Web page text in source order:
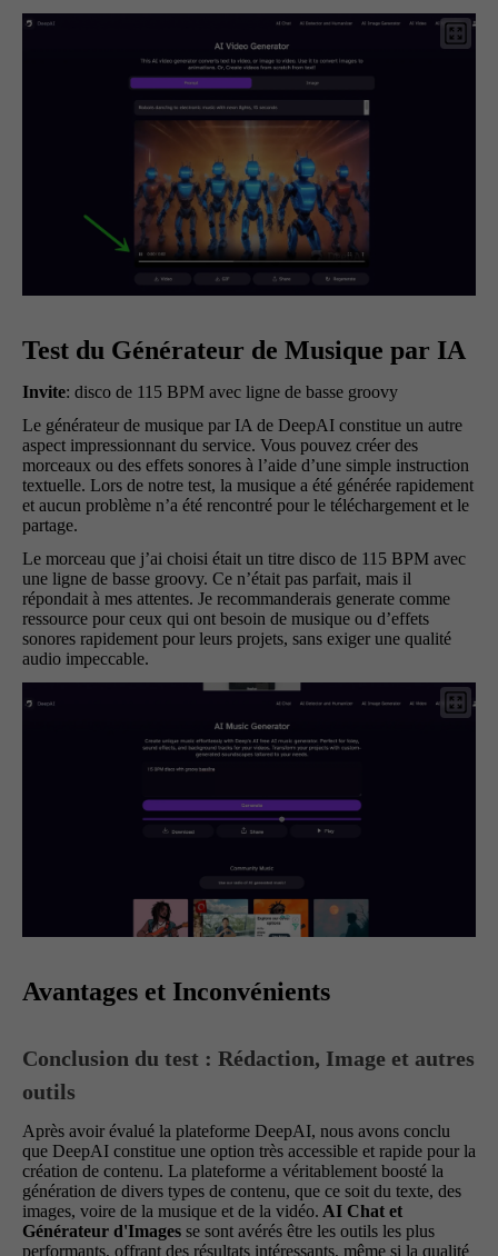
Test du Générateur de Musique par IA
Invite: disco de 115 BPM avec ligne de basse groovy
Le générateur de musique par IA de DeepAI constitue un autre
aspect impressionnant du service. Vous pouvez créer des
morceaux ou des effets sonores à l’aide d’une simple instruction
textuelle. Lors de notre test, la musique a été générée rapidement
et aucun problème n’a été rencontré pour le téléchargement et le
partage.
Le morceau que j’ai choisi était un titre disco de 115 BPM avec
une ligne de basse groovy. Ce n’était pas parfait, mais il
répondait à mes attentes. Je recommanderais generate comme
ressource pour ceux qui ont besoin de musique ou d’effets
sonores rapidement pour leurs projets, sans exiger une qualité
audio impeccable.
Avantages et Inconvénients
Conclusion du test : Rédaction, Image et autres
outils
Après avoir évalué la plateforme DeepAI, nous avons conclu
que DeepAI constitue une option très accessible et rapide pour la
création de contenu. La plateforme a véritablement boosté la
génération de divers types de contenu, que ce soit du texte, des
images, voire de la musique et de la vidéo. AI Chat et
Générateur d'Images se sont avérés être les outils les plus
performants, offrant des résultats intéressants, même si la qualité